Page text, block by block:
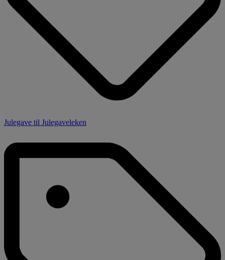
Julegave til Julegaveleken